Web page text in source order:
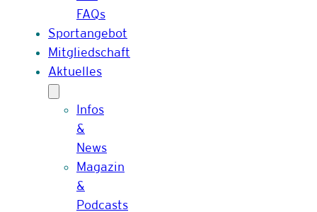
FAQs
Sportangebot
Mitgliedschaft
Aktuelles
Infos
&
News
Magazin
&
Podcasts